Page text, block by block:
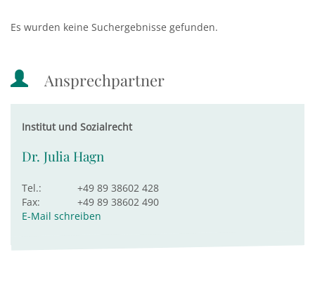
Es wurden keine Suchergebnisse gefunden.
Ansprechpartner
Institut und Sozialrecht
Dr. Julia Hagn
Tel.:
+49 89 38602 428
Fax:
+49 89 38602 490
E-Mail schreiben